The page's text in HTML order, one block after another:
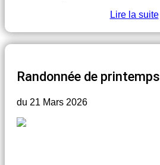
Lire la suite
Randonnée de printemps
du 21 Mars 2026